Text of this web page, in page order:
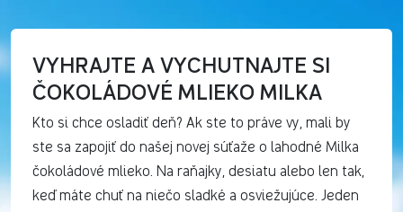
VYHRAJTE A VYCHUTNAJTE SI
ČOKOLÁDOVÉ MLIEKO MILKA
Kto si chce osladiť deň? Ak ste to práve vy, mali by
ste sa zapojiť do našej novej súťaže o lahodné Milka
čokoládové mlieko. Na raňajky, desiatu alebo len tak,
keď máte chuť na niečo sladké a osviežujúce. Jeden